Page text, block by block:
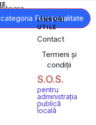
Funcționalitate
LINKURI
UTILE
Contact
Termeni și
condiții
S.O.S.
pentru
administrația
publică
locală